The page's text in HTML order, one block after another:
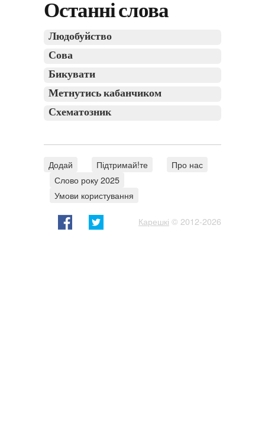
Останні слова
Людобуйство
Сова
Бикувати
Метнутись кабанчиком
Схематозник
Додай Підтримай!те
Про нас
Слово року 2025
Умови користування
Карешкі © 2012-2026